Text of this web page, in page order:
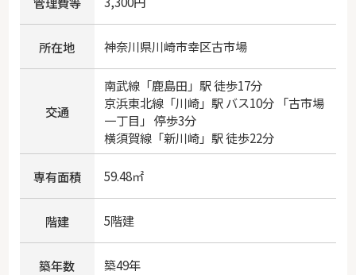
所在地 神奈川県川崎市幸区古市場
交通
南武線「鹿島田 」駅 徒歩17分
京浜東北線「川崎」駅 バス10分 「古市場
一丁目」 停歩3分
横須賀線「新川崎」駅 徒歩22分
専有面積 59.48㎡
階建 5階建
築年数 築49年